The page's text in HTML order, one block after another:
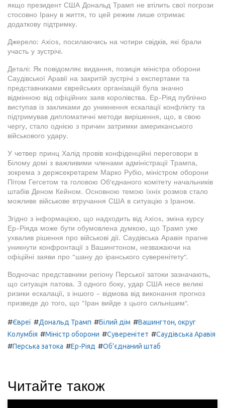
якщо президент США Дональд Трамп не втілить свої погрози
стосовно Ірану в життя, то цей режим лише отримає
додаткову підтримку.
Джерело: Axios, посилаючись на чотири свідків, які брали
участь у зустрічі.
Деталі: Як повідомляє видання, позиція міністра оборони
Саудівської Аравії на закритій зустрічі з експертами та
представниками єврейських організацій була значно
відмінною від офіційних заяв королівства. Ер-Ріяд публічно
виступав із закликами до уникнення ескалації конфлікту та
підтримував дипломатичні методи вирішення, що, в свою
чергу, стало однією з причин затримки американського
військового удару.
У четвер принц Халід провів конфіденційні переговори в
Білому домі з важливими членами адміністрації Трампа,
зокрема з держсекретарем Марко Рубіо, міністром оборони
Пітом Гегсетом та головою Об'єднаного комітету начальників
штабів Деном Кейном. Основною темою їхніх розмов стало
можливе військове втручання США в ситуацію з Іраном.
Згідно з інформацією, що надходить від Axios, зміна курсу
Ер-Ріяда може бути обумовлена думкою, що Трамп уже
ухвалив рішення про військові дії. Саудівська Аравія прагне
уникнути конфронтації з Вашингтоном, незважаючи на
офіційні заяви про "шану до іранського суверенітету".
Водночас представники регіону Перської затоки зазначають,
що ситуація патова. З одного боку, удар США несе великі
ризики ескалації, з іншого - відмова від виконання прогноз
призведе до того, що "Іран вийде з цього сильнішим".
#Євреї #Дональд Трамп #Білий дім #Вашингтон, округ
Колумбія #Міністр оборони #Суверенітет #Саудівська Аравія
#Перська затока #Ер-Ріяд #Об'єднаний штаб
Читайте також